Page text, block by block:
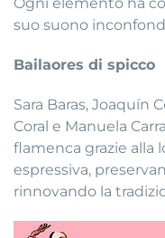
suo suono
Bailaores di spicco
Sara Baras, Joaquín
Coral e Manuela
flamenca grazie alla
espressiva,
rinnovando la